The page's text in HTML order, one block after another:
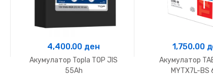
4,400.00 ден
Акумулатор Topla TOP JIS
55Ah
1,750.00
Акумулатор
MYTX7L-BS